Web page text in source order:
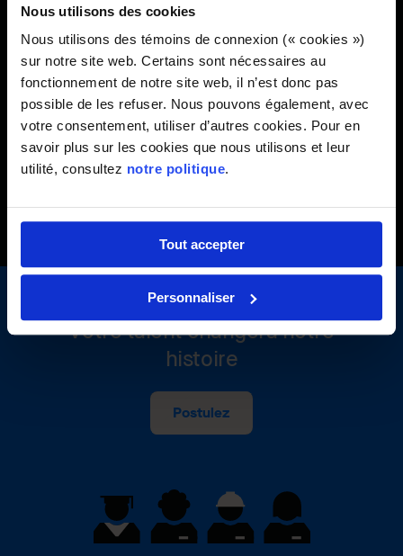
Nous utilisons des cookies
Nous utilisons des témoins de connexion (« cookies »)
sur notre site web. Certains sont nécessaires au
fonctionnement de notre site web, il n’est donc pas
possible de les refuser. Nous pouvons également, avec
votre consentement, utiliser d’autres cookies. Pour en
savoir plus sur les cookies que nous utilisons et leur
utilité, consultez notre politique.
Tout accepter
Personnaliser
est administratrice et vice-présidente de la Société du
musée d'archéologie et d'histoire de Montréal, Pointe-à-
Callière et membre de son comité de gouvernance et de
stratégie.
Retour aux profils
Votre talent changera notre
histoire
Postulez